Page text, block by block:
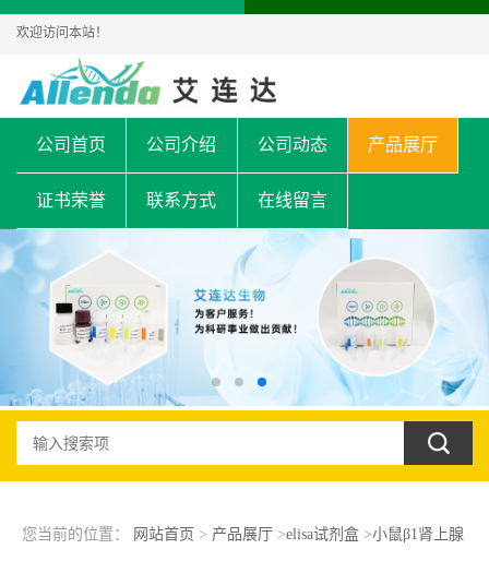
欢迎访问本站！
公司首页 公司介绍 公司动态 产品展厅
证书荣誉 联系方式 在线留言
您当前的位置： 网站首页 > 产品展厅 >elisa试剂盒>小鼠β1肾上腺